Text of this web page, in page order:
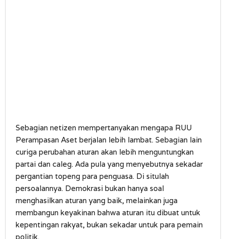
Sebagian netizen mempertanyakan mengapa RUU
Perampasan Aset berjalan lebih lambat. Sebagian lain
curiga perubahan aturan akan lebih menguntungkan
partai dan caleg. Ada pula yang menyebutnya sekadar
pergantian topeng para penguasa. Di situlah
persoalannya. Demokrasi bukan hanya soal
menghasilkan aturan yang baik, melainkan juga
membangun keyakinan bahwa aturan itu dibuat untuk
kepentingan rakyat, bukan sekadar untuk para pemain
politik.